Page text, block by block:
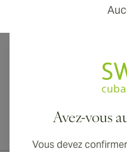
Avez-vous
Vous devez
Livraison internationale